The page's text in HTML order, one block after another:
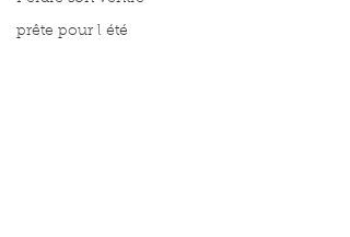
prête pour l été